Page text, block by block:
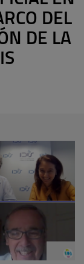
DEL
DE LA